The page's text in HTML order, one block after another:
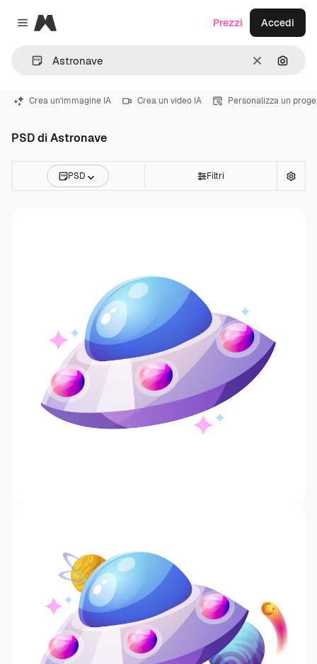
Close menu
Magnific
CancellaCerca
Prezzi Accedi
Crea un'immagine IA Crea un video IA Personalizza un
PSD di Astronave
PSD Filtri